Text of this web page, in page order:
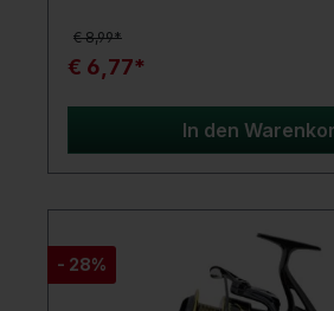
€ 8,99*
€ 6,77*
In den
- 28%